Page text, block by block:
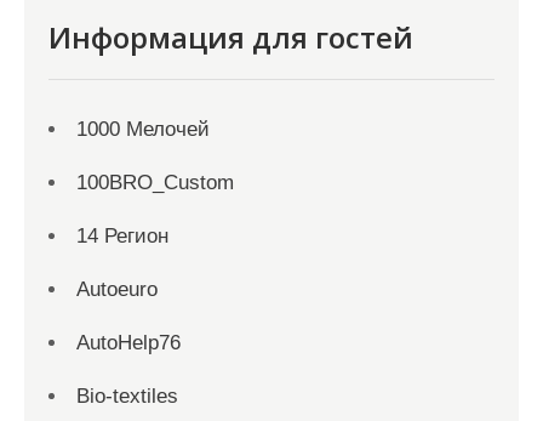
Информация для гостей
1000 Мелочей
100BRO_Custom
14 Регион
Autoeuro
AutoHelp76
Bio-textiles